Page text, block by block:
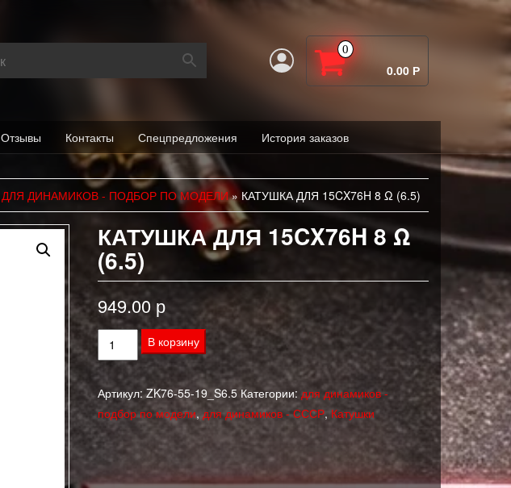
0
0.00 Р
Отзывы Контакты Спецпредложения История заказов
ДЛЯ ДИНАМИКОВ - ПОДБОР ПО МОДЕЛИ» КАТУШКА ДЛЯ 15CX76H 8 Ω (6.5)
КАТУШКА ДЛЯ 15CX76H 8 Ω
(6.5)
949.00 р
Количество
товара
Катушка
для
15CX76H
8
(6.5)
В корзину
Артикул:ZK76-55-19_S6.5 Категории: для динамиков -
подбор по модели,для динамиков - СССР, Катушки